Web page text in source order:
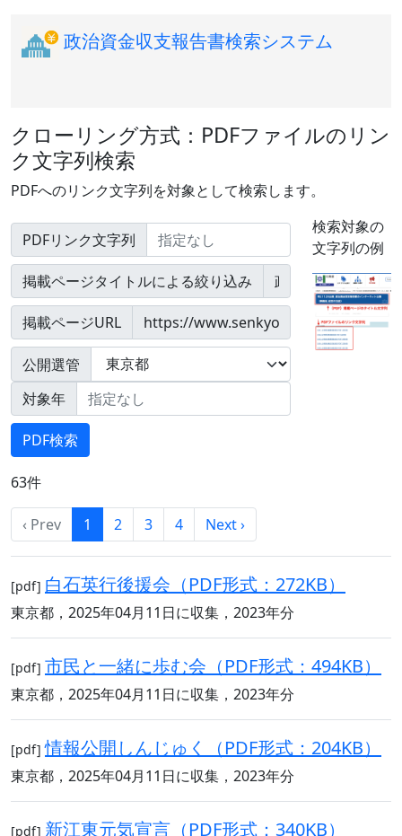
政治資金収支報告書検索システム
クローリング方式：PDFファイルのリン
ク文字列検索
PDFへのリンク文字列を対象として検索します。
PDFリンク文字列
掲載ページタイトルによる絞り込み
掲載ページURL
公開選管
対象年
検索対象の
文字列の例
63件
‹ Prev 1 2 3 4 Next ›
[pdf] 白石英行後援会（PDF形式：272KB）
東京都，2025年04月11日に収集，2023年分
[pdf] 市民と一緒に歩む会（PDF形式：494KB）
東京都，2025年04月11日に収集，2023年分
[pdf]情報公開しんじゅく（PDF形式：204KB）
東京都，2025年04月11日に収集，2023年分
[pdf] 新江東元気宣言（PDF形式：340KB）